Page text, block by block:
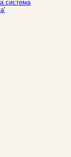
система